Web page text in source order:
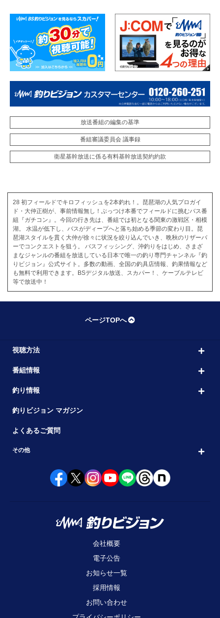
放送番組の編集の基準
番組審議委員会 議事録
衛星基幹放送に係る有料基幹放送契約約款
28 初フィールドでキロフィッシュを2本釣れ！。琵琶湖の人気プロガイ
ド・大仲正樹が、事前情報無し！ぶっつけ本番でフィールドに挑むバス番
組『ガチコン』。今回の行き先は、番組では初となる関東の激戦区・相模
湖。 水温が低下し、バスがディープへと落ち始める季節の変わり目。琵
琶湖スタイルを貫く大仲が徐々に状況を絞り込んでいき、晩秋のリザーバ
ーでコンクエストを狙う。 バスフィッシング、沖釣りをはじめ、さまざ
まなジャンルの番組を放送している日本で唯一の釣り専門チャンネル『釣
りビジョン』公式サイト。多数の動画、全国の釣具店情報、釣果情報など
も無料で利用できます。BSデジタル放送、スカパー！、ケーブルテレビ
等で放送中！
ページTOPへ
視聴方法
番組情報
釣り情報
釣りビジョン マガジン
よくあるご質問
その他
会社概要
電子公告
お知らせ一覧
採用情報
お問い合わせ